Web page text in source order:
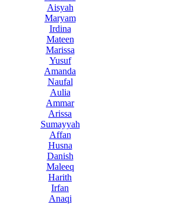
Aisyah
Maryam
Irdina
Mateen
Marissa
Yusuf
Amanda
Naufal
Aulia
Ammar
Arissa
Sumayyah
Affan
Husna
Danish
Maleeq
Harith
Irfan
Anaqi